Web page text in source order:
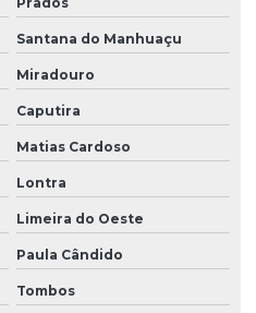
Santana do Manhuaçu
Miradouro
Caputira
Matias Cardoso
Lontra
Limeira do Oeste
Paula Cândido
Tombos